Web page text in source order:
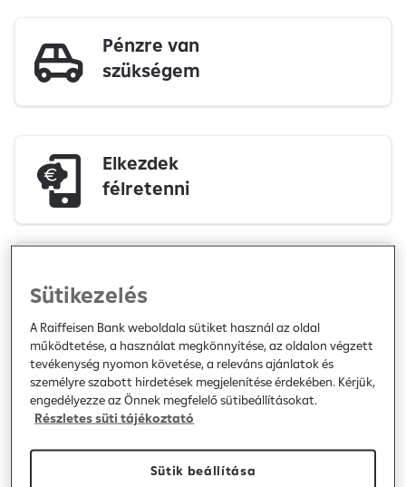
Pénzre van
szükségem
Elkezdek
félretenni
megvenném
Nagyobb ingatlanba
költöznék
Sütikezelés
A Raiffeisen Bank weboldala sütiket használ az oldal
működtetése, a használat megkönnyítése, az oldalon végzett
tevékenység nyomon követése, a releváns ajánlatok és
személyre szabott hirdetések megjelenítése érdekében. Kérjük,
engedélyezze az Önnek megfelelő sütibeállításokat.
Részletes süti tájékoztató
Sütik beállítása